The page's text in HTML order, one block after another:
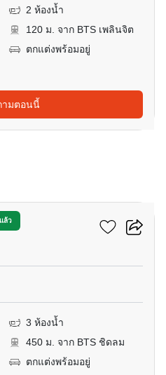
2 ห้องน้ำ
120 ม. จาก BTS เพลินจิต
ตกแต่งพร้อมอยู่
ามตอนนี้
ล้ว
3 ห้องน้ำ
450 ม. จาก BTS ชิดลม
ตกแต่งพร้อมอยู่